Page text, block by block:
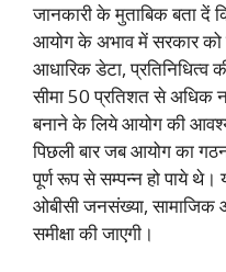
जानकारी के मुताबिक बता दें
आयोग के अभाव में सरकार
आधारिक डेटा,
सीमा 50 प्रतिशत से अधिक
बनाने के लिये आयोग की
पिछली बार जब आयोग का
पूर्ण रूप से सम्पन्न हो पाये थे।
ओबीसी जनसंख्या, सामाजिक
समीक्षा की जाएगी।